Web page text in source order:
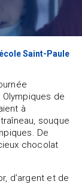
Saint-Paule
de
à
souque
De
chocolat
d’argent et de